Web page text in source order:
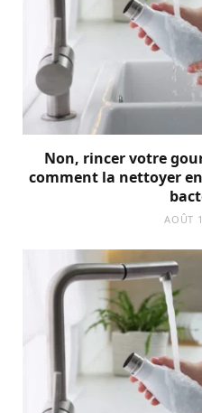
Non, rincer votre
comment la nettoyer
AOÛT